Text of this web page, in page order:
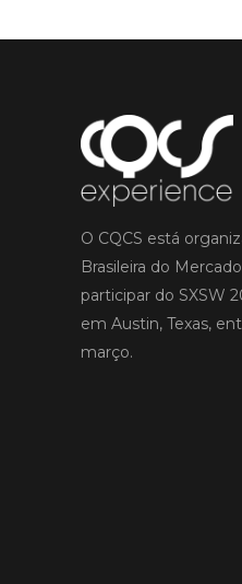
O CQCS está
Brasileira do
participar do SXSW
em Austin, Texas,
março.